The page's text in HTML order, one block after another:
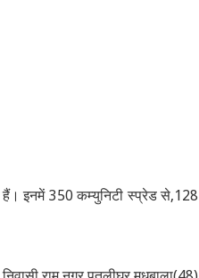
हैं। इनमें 350 कम्युनिटी स्प्रेड से,128